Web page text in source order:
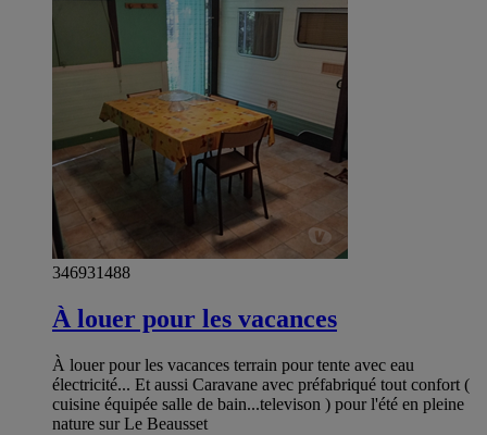
346931488
À louer pour les vacances
À louer pour les vacances terrain pour tente avec eau
électricité... Et aussi Caravane avec préfabriqué tout confort (
cuisine équipée salle de bain...televison ) pour l'été en pleine
nature sur Le Beausset